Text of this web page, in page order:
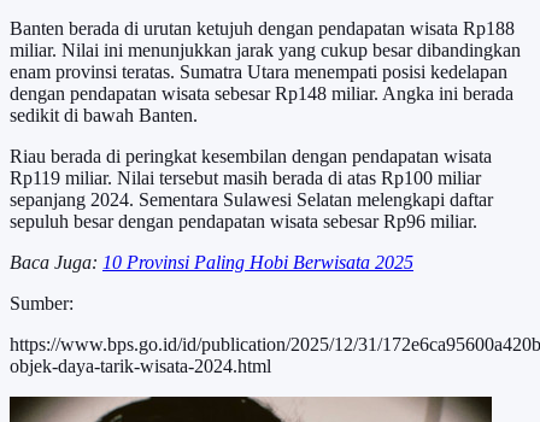
Banten berada di urutan ketujuh dengan pendapatan wisata Rp188
miliar. Nilai ini menunjukkan jarak yang cukup besar dibandingkan
enam provinsi teratas. Sumatra Utara menempati posisi kedelapan
dengan pendapatan wisata sebesar Rp148 miliar. Angka ini berada
sedikit di bawah Banten.
Riau berada di peringkat kesembilan dengan pendapatan wisata
Rp119 miliar. Nilai tersebut masih berada di atas Rp100 miliar
sepanjang 2024. Sementara Sulawesi Selatan melengkapi daftar
sepuluh besar dengan pendapatan wisata sebesar Rp96 miliar.
Baca Juga: 10 Provinsi Paling Hobi Berwisata 2025
Sumber:
https://www.bps.go.id/id/publication/2025/12/31/
objek-daya-tarik-wisata-2024.html